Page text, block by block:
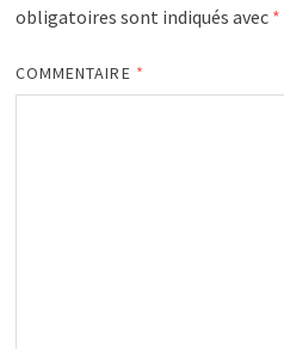
obligatoires sont indiqués avec *
COMMENTAIRE *